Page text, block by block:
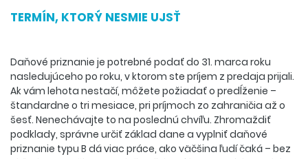
TERMÍN, KTORÝ NESMIE UJSŤ
Daňové priznanie je potrebné podať do 31. marca roku
nasledujúceho po roku, v ktorom ste príjem z predaja prijali.
Ak vám lehota nestačí, môžete požiadať o predĺženie –
štandardne o tri mesiace, pri príjmoch zo zahraničia až o
šesť. Nenechávajte to na poslednú chvíľu. Zhromaždiť
podklady, správne určiť základ dane a vyplniť daňové
priznanie typu B dá viac práce, ako väčšina ľudí čaká – bez